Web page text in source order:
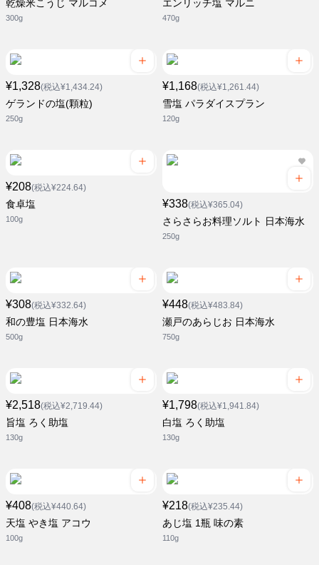
乾燥米こうじ マルコメ
300g
エンリッチ塩 マルニ
470g
¥1,328(税込¥1,434.24)
ゲランドの塩(顆粒)
250g
¥1,168(税込¥1,261.44)
雪塩 パラダイスプラン
120g
¥208(税込¥224.64)
食卓塩
100g
¥338(税込¥365.04)
さらさらお料理ソルト 日本海水
250g
¥308(税込¥332.64)
和の豊塩 日本海水
500g
¥448(税込¥483.84)
瀬戸のあらじお 日本海水
750g
¥2,518(税込¥2,719.44)
旨塩 ろく助塩
130g
¥1,798(税込¥1,941.84)
白塩 ろく助塩
130g
¥408(税込¥440.64)
天塩 やき塩 アコウ
100g
¥218(税込¥235.44)
あじ塩 1瓶 味の素
110g